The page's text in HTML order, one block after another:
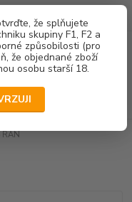
že splňujete
skupiny F1, F2 a
způsobilosti (pro
že objednané zboží
osobu starší 18.
Menu
RAN